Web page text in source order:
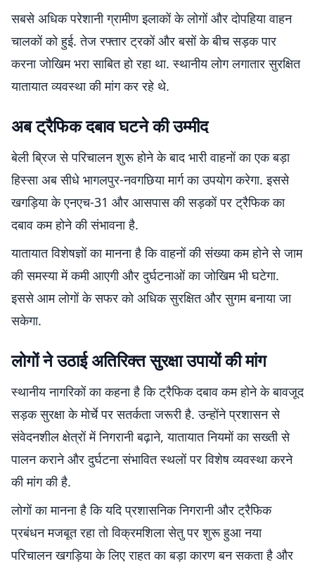
सबसे अधिक परेशानी ग्रामीण इलाकों के लोगों और दोपहिया वाहन
चालकों को हुई. तेज रफ्तार ट्रकों और बसों के बीच सड़क पार
करना जोखिम भरा साबित हो रहा था. स्थानीय लोग लगातार सुरक्षित
यातायात व्यवस्था की मांग कर रहे थे.
अब ट्रैफिक दबाव घटने की उम्मीद
बेली ब्रिज से परिचालन शुरू होने के बाद भारी वाहनों का एक बड़ा
हिस्सा अब सीधे भागलपुर-नवगछिया मार्ग का उपयोग करेगा. इससे
खगड़िया के एनएच-31 और आसपास की सड़कों पर ट्रैफिक का
दबाव कम होने की संभावना है.
यातायात विशेषज्ञों का मानना है कि वाहनों की संख्या कम होने से जाम
की समस्या में कमी आएगी और दुर्घटनाओं का जोखिम भी घटेगा.
इससे आम लोगों के सफर को अधिक सुरक्षित और सुगम बनाया जा
सकेगा.
लोगों ने उठाई अतिरिक्त सुरक्षा उपायों की मांग
स्थानीय नागरिकों का कहना है कि ट्रैफिक दबाव कम होने के बावजूद
सड़क सुरक्षा के मोर्चे पर सतर्कता जरूरी है. उन्होंने प्रशासन से
संवेदनशील क्षेत्रों में निगरानी बढ़ाने, यातायात नियमों का सख्ती से
पालन कराने और दुर्घटना संभावित स्थलों पर विशेष व्यवस्था करने
की मांग की है.
लोगों का मानना है कि यदि प्रशासनिक निगरानी और ट्रैफिक
प्रबंधन मजबूत रहा तो विक्रमशिला सेतु पर शुरू हुआ नया
परिचालन खगड़िया के लिए राहत का बड़ा कारण बन सकता है और